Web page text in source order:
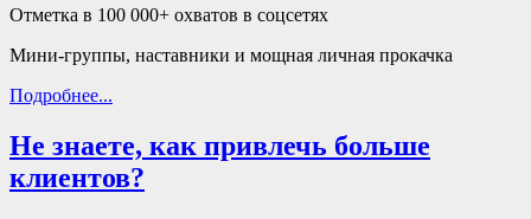
Отметка в 100 000+ охватов в соцсетях
Мини-группы, наставники и мощная личная прокачка
Подробнее...
Не знаете, как привлечь больше
клиентов?